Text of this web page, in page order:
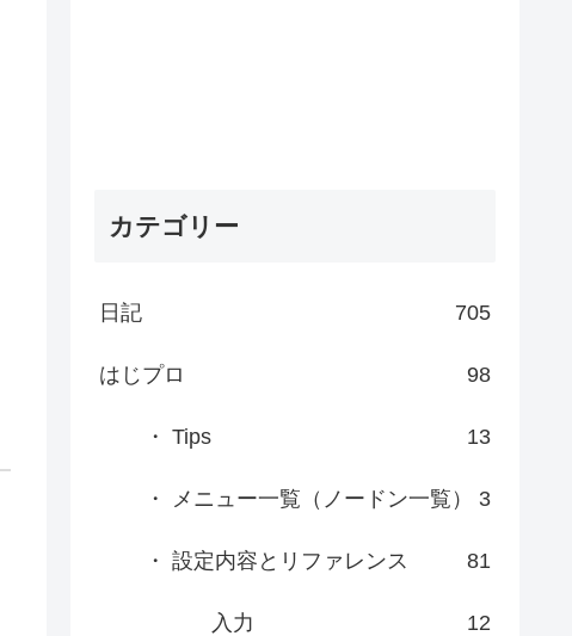
カテゴリー
日記 705
はじプロ 98
・ Tips 13
・ メニュー一覧（ノードン一覧） 3
・ 設定内容とリファレンス 81
入力 12